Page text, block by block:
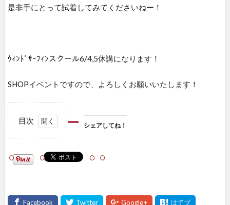
是非手にとって試着してみてくださいねー！
ｳｨﾝﾄﾞｻｰﾌｨﾝスクール6/4,5休講になります！
SHOPイベントですので、よろしくお願いいたします！
目次
アし
て
シェアしてね！